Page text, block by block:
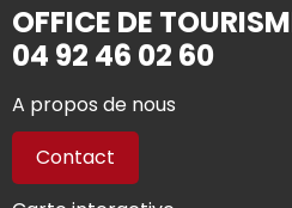
OFFICE DE
04 92 46 02 60
A propos de nous
Contact